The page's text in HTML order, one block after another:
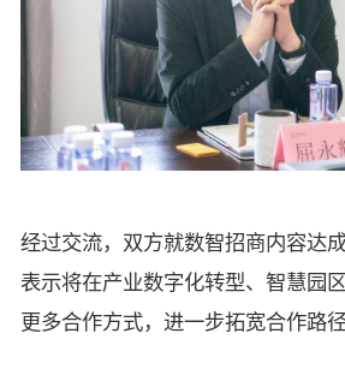
经过交流，双方就数智招商内容达
表示将在产业数字化转型、智慧园
更多合作方式，进一步拓宽合作路